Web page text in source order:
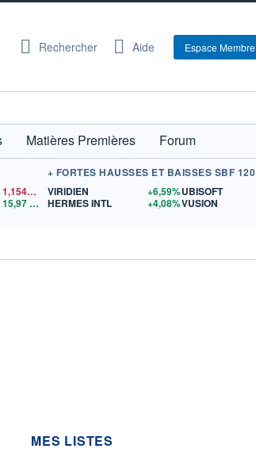
Rechercher Aide Espace Membre
Matières Premières
Forum
1,1540$US
15,97
+ FORTES HAUSSES ET BAISSES SBF 120
VIRIDIEN
+6,59%
HERMES INTL
+4,08%
UBISOFT
VUSION
MES LISTES